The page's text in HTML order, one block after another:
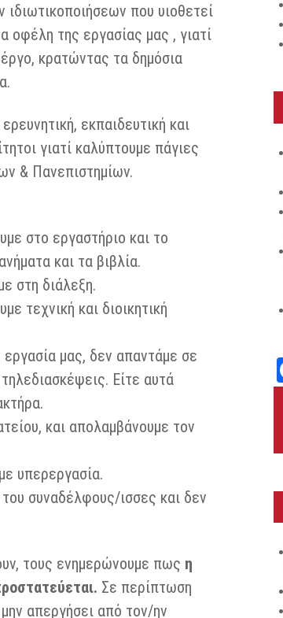
ιδιωτικοποιήσεων που υιοθετεί
οφέλη της εργασίας μας , γιατί
κρατώντας τα δημόσια
εκπαιδευτική και
γιατί καλύπτουμε πάγιες
& Πανεπιστημίων.
στο εργαστήριο και το
και τα βιβλία.
στη διάλεξη.
τεχνική και διοικητική
μας, δεν απαντάμε σε
Είτε αυτά
και απολαμβάνουμε τον
υπερεργασία.
συναδέλφους/ισσες και δεν
τους ενημερώνουμε πως η
Σε περίπτωση
απεργήσει από τον/ην